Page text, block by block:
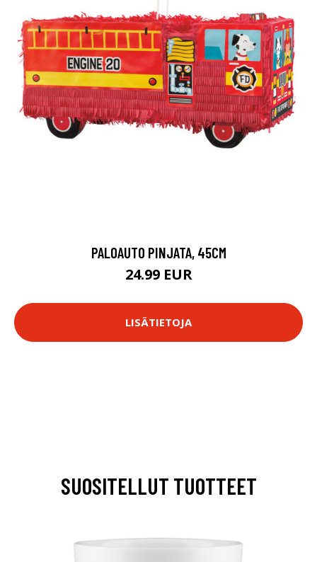
PALOAUTO PINJATA, 45CM
24.99 EUR
LISÄTIETOJA
SUOSITELLUT TUOTTEET